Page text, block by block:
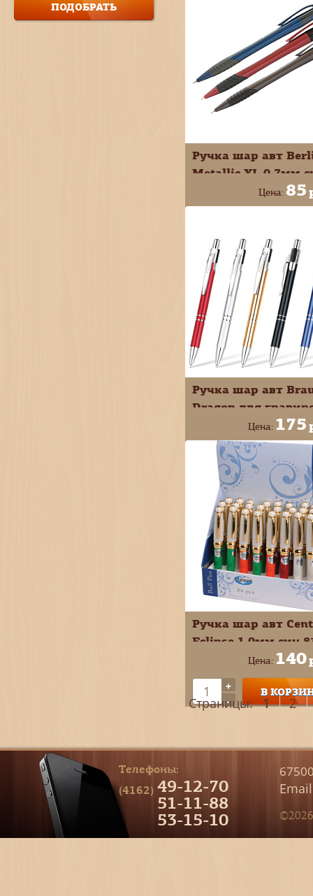
Ручка шар авт
Metallic XL 0,7мм
CBm_70782Цена: 85
Ручка шар авт
Dragon для
1,0мм цвет в
ассортименте
Цена: 175
+
-
В
Ручка шар авт
Eclipse 1,0мм син
Цена: 140
+
-
В
Страницы: 1 2
Телефоны:
(4162) 49-12-70
51-11-88
53-15-10